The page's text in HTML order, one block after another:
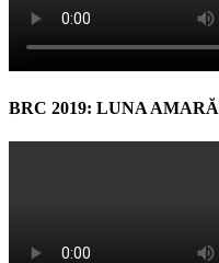
BRC 2019: LUNA AMARĂ